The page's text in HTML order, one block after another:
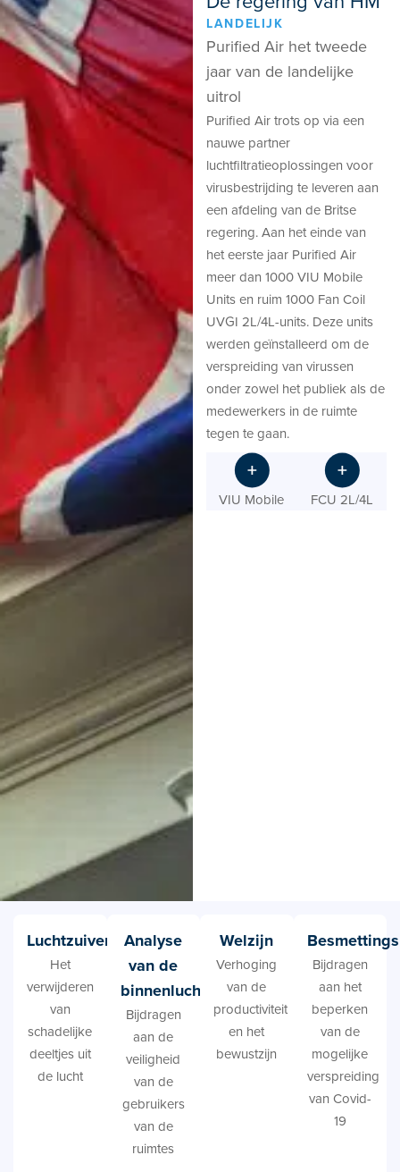
LANDELIJK
Purified Air het tweede
jaar van de landelijke
uitrol
Purified Air trots op via een
nauwe partner
luchtfiltratieoplossingen voor
virusbestrijding te leveren aan
een afdeling van de Britse
regering. Aan het einde van
het eerste jaar Purified Air
meer dan 1000 VIU Mobile
Units en ruim 1000 Fan Coil
UVGI 2L/4L-units. Deze units
werden geïnstalleerd om de
verspreiding van virussen
onder zowel het publiek als de
medewerkers in de ruimte
tegen te gaan.
VIU Mobile FCU 2L/4L
Luchtzuivering
Het
verwijderen
van
schadelijke
deeltjes uit
de lucht
Analyse
van de
binnenluchtkwaliteit
Bijdragen
aan de
veiligheid
van de
gebruikers
van de
ruimtes
Welzijn
Verhoging
van de
productiviteit
en het
bewustzijn
Bijdragen
aan het
beperken
van de
mogelijke
verspreiding
van Covid-
19